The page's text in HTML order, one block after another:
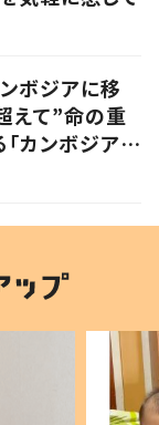
ボジアに移
えて”命の重
カンボジアを